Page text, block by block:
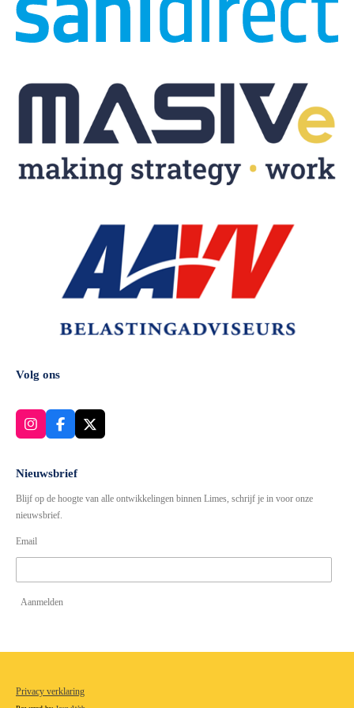
Volg ons
I
t
g
r
m
F
e
o
o
X
Nieuwsbrief
Blijf op de hoogte van alle ontwikkelingen binnen Limes, schrijf je in voor onze
nieuwsbrief.
Email
Aanmelden
Privacy verklaring